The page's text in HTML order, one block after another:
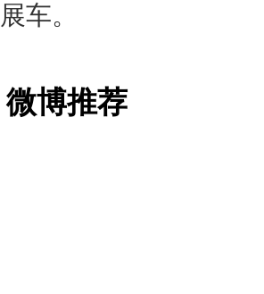
展车。
微博推荐